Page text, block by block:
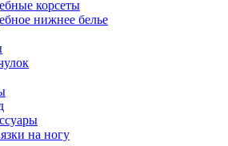
корсеты
нижнее белье
на ногу